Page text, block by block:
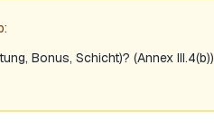
Bonus, Schicht)? (Annex III.4(b))